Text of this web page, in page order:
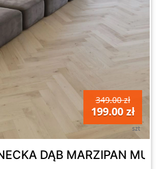
wszystkie Twoje
349.00 zł
199.00 zł
szt
DĄB MARZIPAN